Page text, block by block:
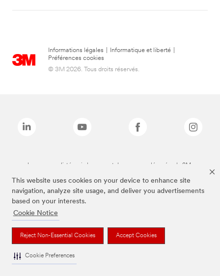
This website uses cookies on your device to enhance site
navigation, analyze site usage, and deliver you advertisements
based on your interests.
Cookie Notice
Reject Non-Essential Cookies Accept Cookies
Cookie Preferences
Informations légales Informatique et liberté
Préférences cookies
© 3M 2026. Tous droits réservés.
Les marques listées ci-dessus sont des marques déposées de 3M.